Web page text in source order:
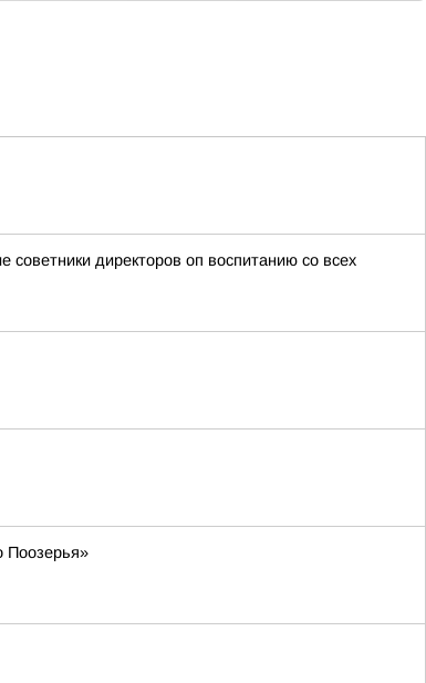
директоров оп воспитанию со всех
Поозерья»